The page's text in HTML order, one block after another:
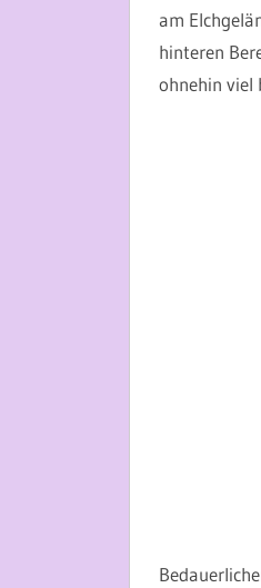
am
hinteren
ohnehin viel